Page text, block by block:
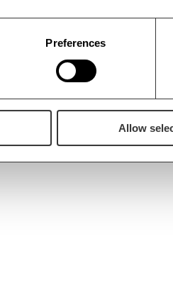
Preferences
Allow